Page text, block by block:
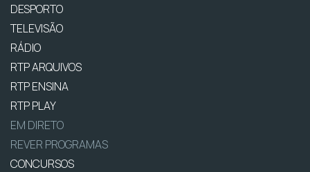
DESPORTO
TELEVISÃO
RÁDIO
RTP ARQUIVOS
RTP ENSINA
RTP PLAY
EM DIRETO
REVER PROGRAMAS
CONCURSOS